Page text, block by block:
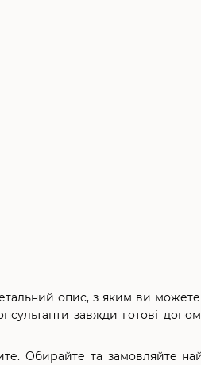
опис, з яким ви
завжди готові
Обирайте та замовляйте